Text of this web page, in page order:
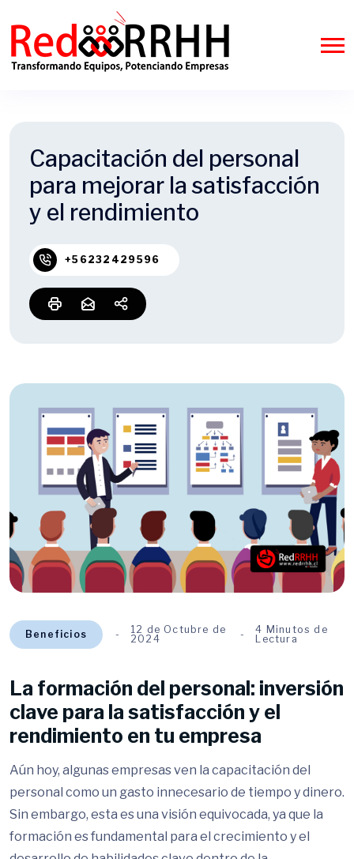
Capacitación del personal
para mejorar la satisfacción
y el rendimiento
+56232429596
Beneficios
12 de Octubre de
2024
4 Minutos de
Lectura
La formación del personal: inversión
clave para la satisfacción y el
rendimiento en tu empresa
Aún hoy, algunas empresas ven la capacitación del
personal como un gasto innecesario de tiempo y dinero.
Sin embargo, esta es una visión equivocada, ya que la
formación es fundamental para el crecimiento y el